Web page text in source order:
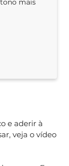
mais
e aderir à
veja o vídeo